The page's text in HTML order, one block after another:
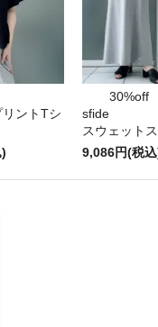
ントTシ
30%off
sfide
スウェット
9,086円(税